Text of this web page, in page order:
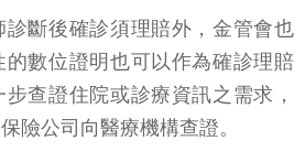
診斷後確診須理賠外，金管會也
數位證明也可以作為確診理賠
查證住院或診療資訊之需求，
險公司向醫療機構查證。